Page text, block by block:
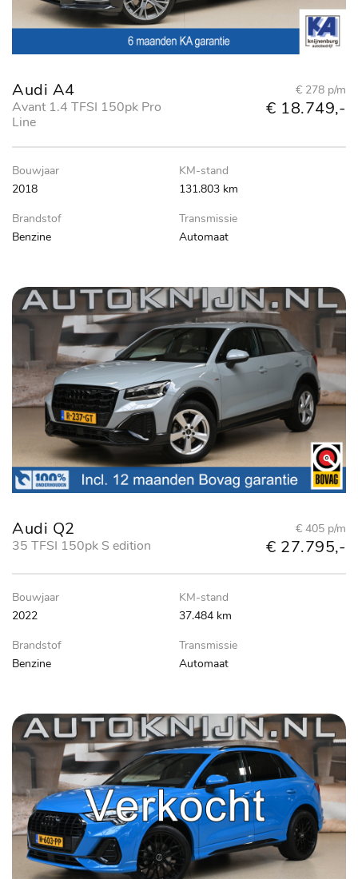
Audi A4
Avant 1.4 TFSI 150pk Pro
Line
€ 278 p/m
€ 18.749,-
Bouwjaar
2018
KM-stand
131.803 km
Brandstof
Benzine
Transmissie
Automaat
Audi Q2
35 TFSI 150pk S edition
€ 405 p/m
€ 27.795,-
Bouwjaar
2022
KM-stand
37.484 km
Brandstof
Benzine
Transmissie
Automaat